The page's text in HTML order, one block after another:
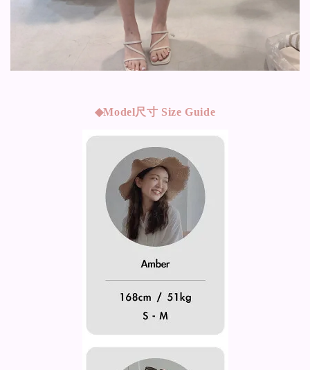
◆Model尺寸 Size Guide